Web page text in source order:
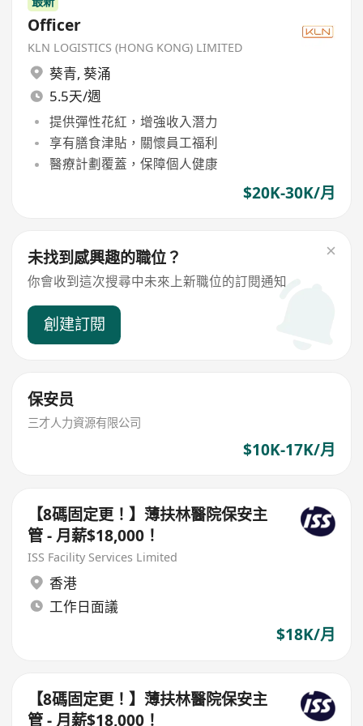
Officer
KLN LOGISTICS (HONG KONG) LIMITED
葵青, 葵涌
5.5天/週
提供彈性花紅，增強收入潛力
享有膳食津貼，關懷員工福利
醫療計劃覆蓋，保障個人健康
$20K-30K/月
未找到感興趣的職位？
你會收到這次搜尋中未來上新職位的訂閱通知
創建訂閱
保安员
三才人力資源有限公司
$10K-17K/月
【8碼固定更！】薄扶林醫院保安主
管 - 月薪$18,000！
ISS Facility Services Limited
香港
工作日面議
$18K/月
【8碼固定更！】薄扶林醫院保安主
管 - 月薪$18,000！